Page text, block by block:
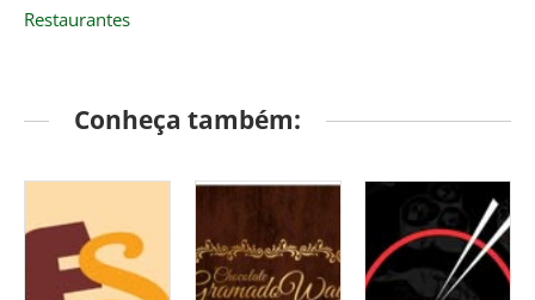
Restaurantes
Conheça também: